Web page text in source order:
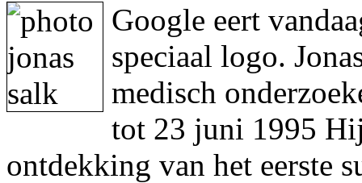
Google eert
speciaal logo.
medisch
tot 23 juni 1995
ontdekking van het eerste